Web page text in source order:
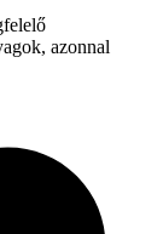
azonnal